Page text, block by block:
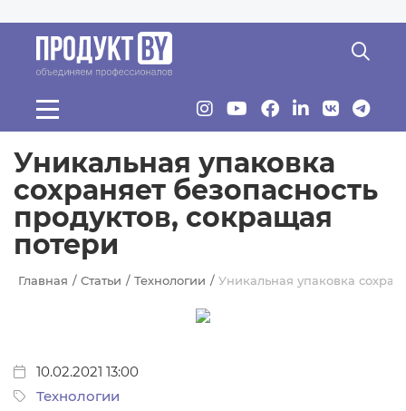
Уникальная упаковка
сохраняет безопасность
продуктов, сокращая
потери
Главная Статьи Технологии Уникальная упаковка
10.02.2021 13:00
Технологии